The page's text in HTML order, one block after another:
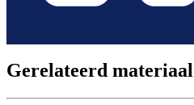
Gerelateerd materiaal